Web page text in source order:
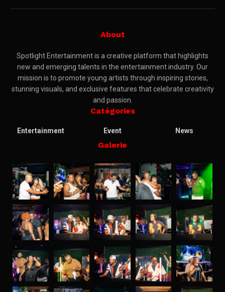
About
Spotlight Entertainment is a creative platform that highlights
new and emerging talents in the entertainment industry. Our
mission is to promote young artists through inspiring stories,
stunning visuals, and exclusive features that celebrate creativity
and passion.
Catégories
Entertainment Event News
Galerie